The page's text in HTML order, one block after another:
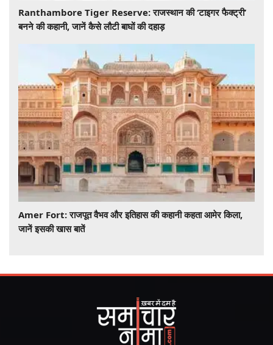
Ranthambore Tiger Reserve: राजस्थान की ‘टाइगर फैक्ट्री’
बनने की कहानी, जानें कैसे लौटी बाघों की दहाड़
Amer Fort: राजपूत वैभव और इतिहास की कहानी कहता आमेर किला,
जानें इसकी खास बातें